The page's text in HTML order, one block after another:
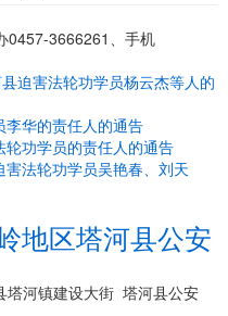
0457-3666261、手机
迫害法轮功学员杨云杰等人的
华的责任人的通告
功学员的责任人的通告
法轮功学员吴艳春、刘天
地区塔河县公安
塔河镇建设大街 塔河县公安